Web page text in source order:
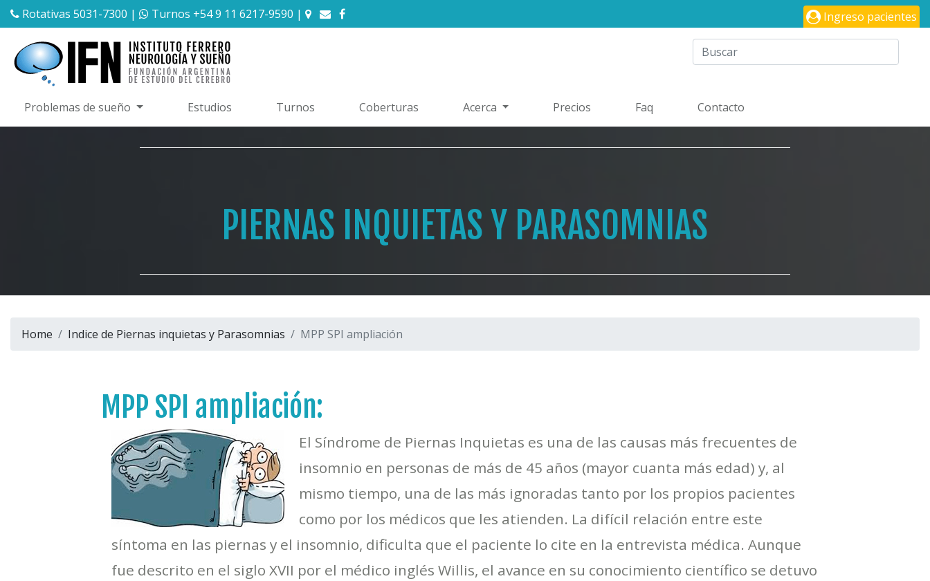
Rotativas 5031-7300 | Turnos +54 9 11 6217-9590 | Ingreso pacientes
Problemas de sueño Estudios Turnos Coberturas Acerca Precios Faq Contacto
PIERNAS INQUIETAS Y PARASOMNIAS
Home Indice de Piernas inquietas y Parasomnias MPP SPI ampliación
MPP SPI ampliación:
El Síndrome de Piernas Inquietas es una de las causas más frecuentes de
insomnio en personas de más de 45 años (mayor cuanta más edad) y, al
mismo tiempo, una de las más ignoradas tanto por los propios pacientes
como por los médicos que les atienden. La difícil relación entre este
síntoma en las piernas y el insomnio, dificulta que el paciente lo cite en la entrevista médica. Aunque
fue descrito en el siglo XVII por el médico inglés Willis, el avance en su conocimiento científico se detuvo